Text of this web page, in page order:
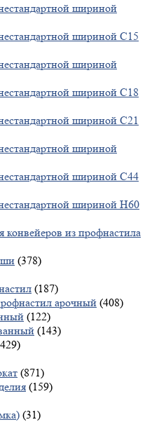
шириной
шириной С15
шириной
шириной С18
шириной С21
шириной
шириной С44
шириной Н60
конвейеров из профнастила
(378)
(187)
арочный (408)
(122)
(143)
(871)
(159)
(31)